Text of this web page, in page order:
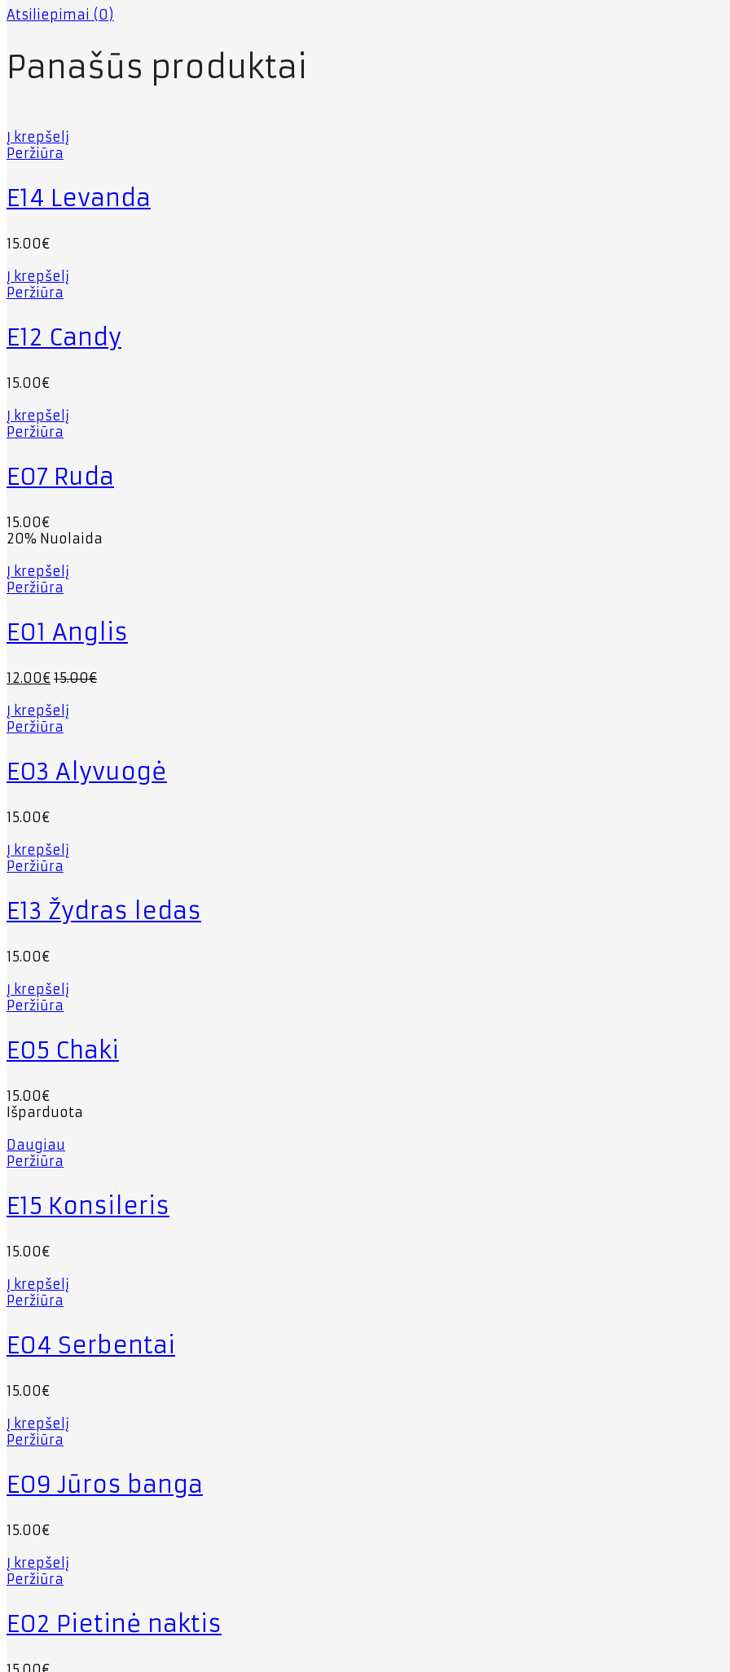
Atsiliepimai (0)
Panašūs produktai
Į krepšelį
Peržiūra
E14 Levanda
15.00€
Į krepšelį
Peržiūra
E12 Candy
15.00€
Į krepšelį
Peržiūra
E07 Ruda
15.00€
20% Nuolaida
Į krepšelį
Peržiūra
E01 Anglis
12.00€ 15.00€
Į krepšelį
Peržiūra
E03 Alyvuogė
15.00€
Į krepšelį
Peržiūra
E13 Žydras ledas
15.00€
Į krepšelį
Peržiūra
E05 Chaki
15.00€
Išparduota
Daugiau
Peržiūra
E15 Konsileris
15.00€
Į krepšelį
Peržiūra
E04 Serbentai
15.00€
Į krepšelį
Peržiūra
E09 Jūros banga
15.00€
Į krepšelį
Peržiūra
E02 Pietinė naktis